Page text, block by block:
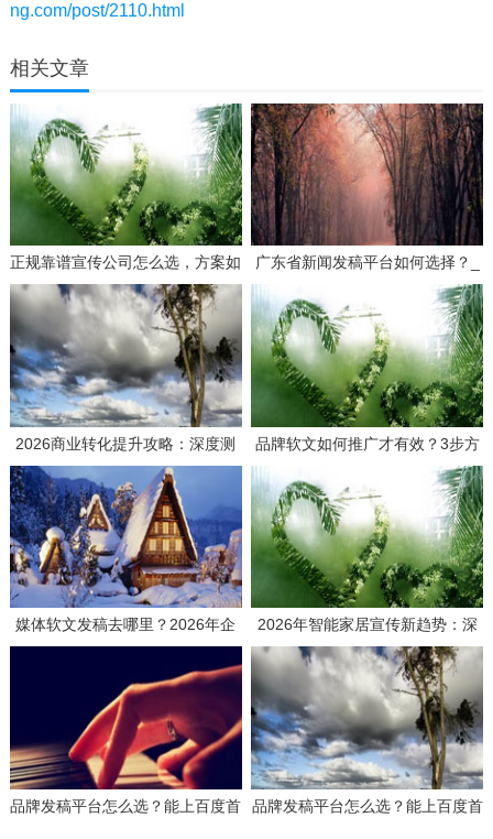
ng.com/post/2110.html
相关文章
正规靠谱宣传公司怎么选，方案如
何策划才有效？
广东省新闻发稿平台如何选择？_
3个要点帮你找到靠谱服务商
2026商业转化提升攻略：深度测
评如何选择高效媒体发稿供应商
品牌软文如何推广才有效？3步方
媒体软文发稿去哪里？2026年企
业发稿平台选择全攻略与避坑指南
2026年智能家居宣传新趋势：深
度测评主流推广平台，解码品效合
一的传播密钥
品牌发稿平台怎么选？能上百度首
品牌发稿平台怎么选？能上百度首